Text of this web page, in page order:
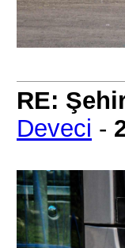
RE:
Deveci -